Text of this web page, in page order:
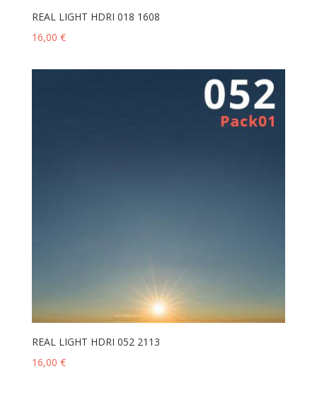
REAL LIGHT HDRI 018 1608
16,00 €
REAL LIGHT HDRI 052 2113
16,00 €